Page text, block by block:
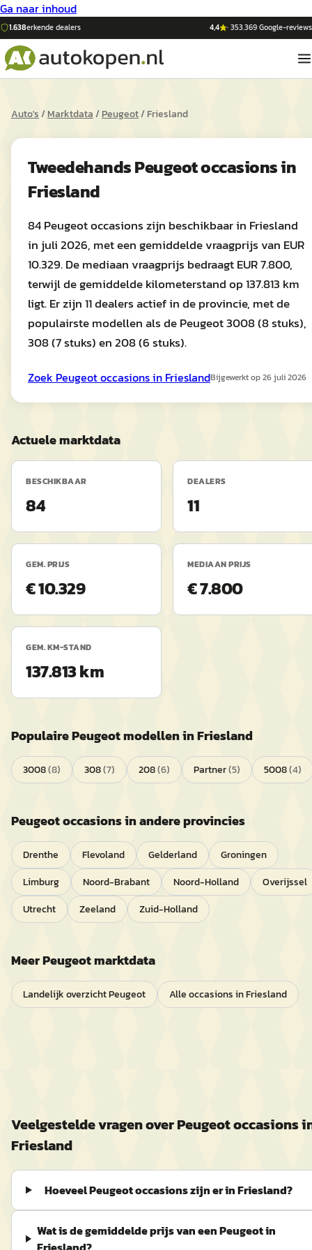
Ga naar inhoud
1.638erkende dealers 4,4 ·353.369Google-reviews
Auto's/Marktdata/Peugeot/Friesland
TweedehandsPeugeotoccasions in
Friesland
84 Peugeot occasions zijn beschikbaar in Friesland
in juli 2026, met een gemiddelde vraagprijs van EUR
10.329. De mediaan vraagprijs bedraagt EUR 7.800,
terwijl de gemiddelde kilometerstand op 137.813 km
ligt. Er zijn 11 dealers actief in de provincie, met de
populairste modellen als de Peugeot 3008 (8 stuks),
308 (7 stuks) en 208 (6 stuks).
Zoek Peugeotoccasions in FrieslandBijgewerkt op26 juli 2026
Actuele marktdata
BESCHIKBAAR
84
DEALERS
11
GEM. PRIJS
€ 10.329
MEDIAAN PRIJS
€ 7.800
GEM. KM-STAND
137.813 km
PopulairePeugeotmodellen inFriesland
3008(8) 308(7) 208(6) Partner(5) 5008(4)
Peugeotoccasions in andere provincies
Drenthe Flevoland Gelderland
Groningen
Limburg
Noord-Brabant Noord-Holland
Overijssel
Utrecht
Zeeland Zuid-Holland
MeerPeugeotmarktdata
Landelijk overzichtPeugeot Alle occasions inFriesland
Veelgestelde vragen overPeugeotoccasions
Friesland
Hoeveel Peugeot occasions zijn er in Friesland?
Wat is de gemiddelde prijs van een Peugeot in